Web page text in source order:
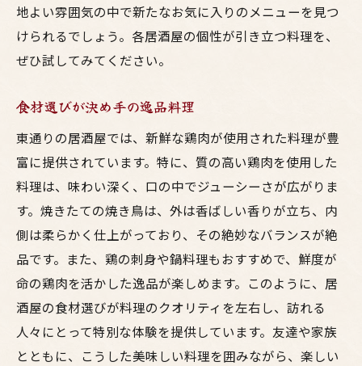
地よい雰囲気の中で新たなお気に入りのメニューを見つ
けられるでしょう。各居酒屋の個性が引き立つ料理を、
ぜひ試してみてください。
食材選びが決め手の逸品料理
東通りの居酒屋では、新鮮な鶏肉が使用された料理が豊
富に提供されています。特に、質の高い鶏肉を使用した
料理は、味わい深く、口の中でジューシーさが広がりま
す。焼きたての焼き鳥は、外は香ばしい香りが立ち、内
側は柔らかく仕上がっており、その絶妙なバランスが絶
品です。また、鶏の刺身や鍋料理もおすすめで、鮮度が
命の鶏肉を活かした逸品が楽しめます。このように、居
酒屋の食材選びが料理のクオリティを左右し、訪れる
人々にとって特別な体験を提供しています。友達や家族
とともに、こうした美味しい料理を囲みながら、楽しい